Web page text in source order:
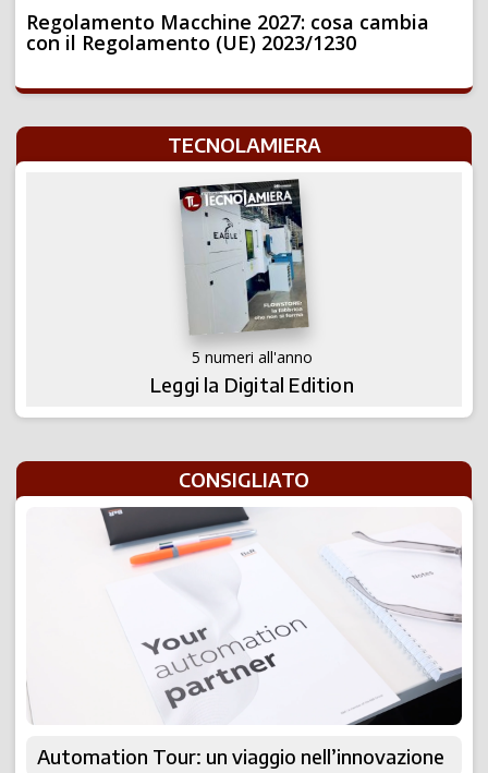
Regolamento Macchine 2027: cosa cambia
con il Regolamento (UE) 2023/1230
TECNOLAMIERA
5 numeri all'anno
Leggi la Digital Edition
CONSIGLIATO
Automation Tour: un viaggio nell’innovazione